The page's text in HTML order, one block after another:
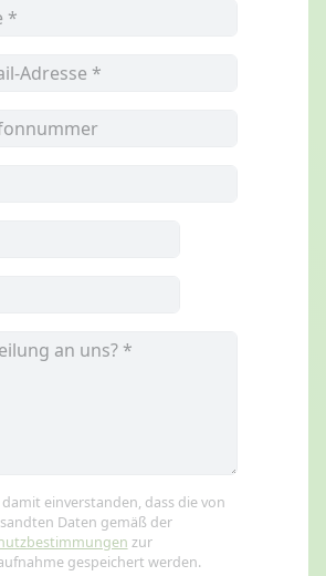
einverstanden, dass die von
Daten gemäß der
zur
gespeichert werden.